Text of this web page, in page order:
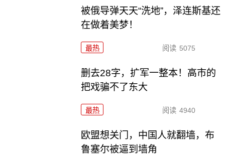
被俄导弹天天“洗地”，泽连斯基还
在做着美梦！
最热 阅读 5075
删去28字，扩军一整本！高市的
把戏骗不了东大
最热 阅读 4940
欧盟想关门，中国人就翻墙，布
鲁塞尔被逼到墙角